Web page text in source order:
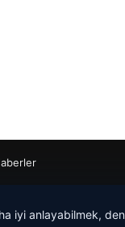
iyi anlayabilmek,